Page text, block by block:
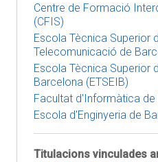
Centre de Formació
(CFIS)
Escola Tècnica Superior
Telecomunicació de
Escola Tècnica Superior
Barcelona (ETSEIB)
Facultat d'Informàtica de
Escola d'Enginyeria de
Titulacions vinculades